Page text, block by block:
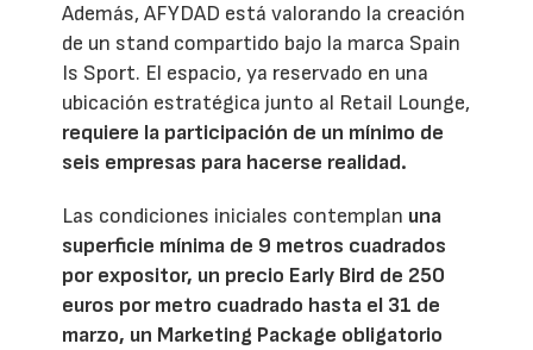
Además, AFYDAD está valorando la creación
de un stand compartido bajo la marca Spain
Is Sport. El espacio, ya reservado en una
ubicación estratégica junto al Retail Lounge,
requiere la participación de un mínimo de
seis empresas para hacerse realidad.
Las condiciones iniciales contemplan una
superficie mínima de 9 metros cuadrados
por expositor, un precio Early Bird de 250
euros por metro cuadrado hasta el 31 de
marzo, un Marketing Package obligatorio